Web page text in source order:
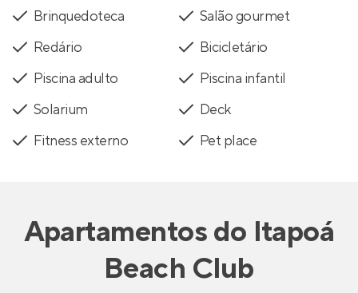
Brinquedoteca
Salão gourmet
Redário
Bicicletário
Piscina adulto
Piscina infantil
Solarium
Deck
Fitness externo
Pet place
Apartamentosdo Itapoá
Beach Club